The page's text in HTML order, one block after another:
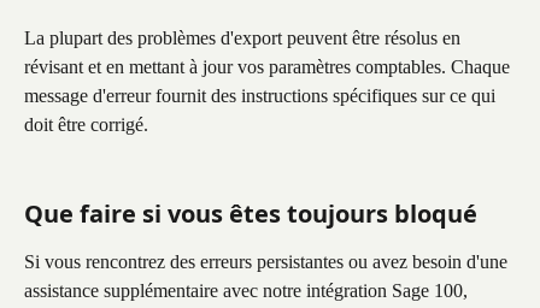
La plupart des problèmes d'export peuvent être résolus en
révisant et en mettant à jour vos paramètres comptables. Chaque
message d'erreur fournit des instructions spécifiques sur ce qui
doit être corrigé.
Que faire si vous êtes toujours bloqué
Si vous rencontrez des erreurs persistantes ou avez besoin d'une
assistance supplémentaire avec notre intégration Sage 100,